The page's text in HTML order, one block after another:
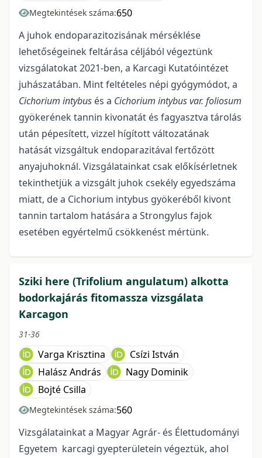
Megtekintések száma:650
A juhok endoparazitozisának mérséklése
lehetőségeinek feltárása céljából végeztünk
vizsgálatokat 2021-ben, a Karcagi Kutatóintézet
juhászatában. Mint feltételes népi gyógymódot, a
Cichorium intybus és a Cichorium intybus var. foliosum
gyökerének tannin kivonatát és fagyasztva tárolás
után pépesített, vizzel hígított változatának
hatását vizsgáltuk endoparazitával fertőzött
anyajuhoknál. Vizsgálatainkat csak előkísérletnek
tekinthetjük a vizsgált juhok csekély egyedszáma
miatt, de a Cichorium intybus gyökeréből kivont
tannin tartalom hatására a Strongylus fajok
esetében egyértelmű csökkenést mértünk.
Sziki here (Trifolium angulatum) alkotta
bodorkajárás fitomassza vizsgálata
Karcagon
31-36
Varga Krisztina
Csízi István
Halász András
Nagy Dominik
Bojté Csilla
Megtekintések száma:560
Vizsgálatainkat a Magyar Agrár- és Élettudományi
Egyetem karcagi gyepterületein végeztük, ahol